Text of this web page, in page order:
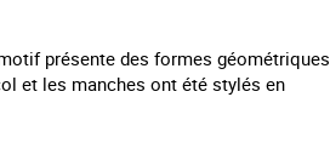
présente des formes géométriques
et les manches ont été stylés en